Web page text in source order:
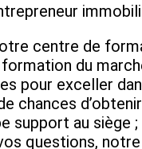
centre de
du
pour exceller
chances
support au
questions,